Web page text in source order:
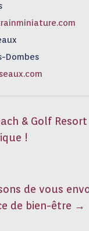
Dombes
& Golf
!
de vous
de bien-être →